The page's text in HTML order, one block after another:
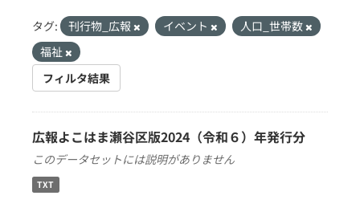
タグ: 刊行物_広報 イベント
人口_世帯数
福祉
フィルタ結果
広報よこはま瀬谷区版2024（令和６）年発行分
このデータセットには説明がありません
TXT